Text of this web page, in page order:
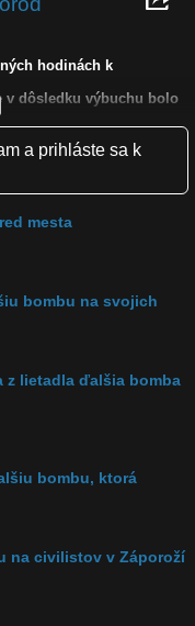
hodinách k
v dôsledku výbuchu bolo
v Belgorode:
lietadla Su-34
pádu leteckej
belgorod, bomba,
a prihláste sa k
mesta
bombu na svojich
z lietadla ďalšia bomba
bombu, ktorá
na civilistov v Záporoží